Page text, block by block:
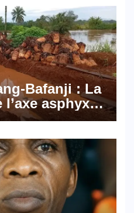
Bafanji : La
asphyxie